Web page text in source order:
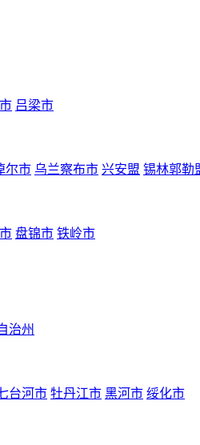
吕梁市
尔市 乌兰察布市 兴安盟 锡林郭勒
盘锦市 铁岭市
治州
台河市 牡丹江市 黑河市 绥化市